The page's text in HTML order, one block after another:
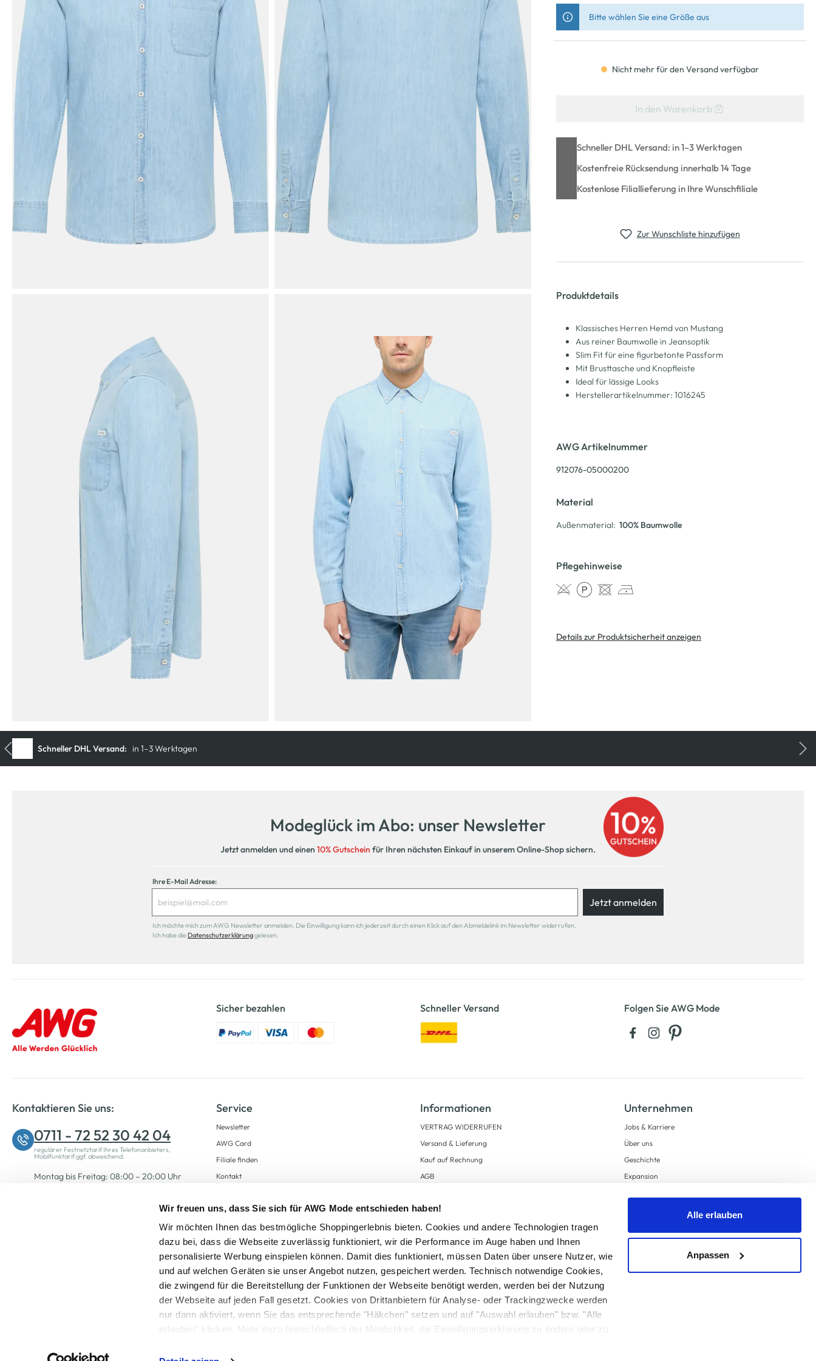
Wir freuen uns, dass Sie sich für AWG Mode entschieden haben!
Wir möchten Ihnen das bestmögliche Shoppingerlebnis bieten. Cookies und andere Technologien tragen
dazu bei, dass die Webseite zuverlässig funktioniert, wir die Performance im Auge haben und Ihnen
personalisierte Werbung einspielen können. Damit dies funktioniert, müssen Daten über unsere Nutzer, wie
und auf welchen Geräten sie unser Angebot nutzen, gespeichert werden. Technisch notwendige Cookies,
die zwingend für die Bereitstellung der Funktionen der Webseite benötigt werden, werden bei der Nutzung
der Webseite auf jeden Fall gesetzt. Cookies von Drittanbietern für Analyse- oder Trackingzwecke werden
nur dann aktiviert, wenn Sie das entsprechende "Häkchen" setzen und auf "Auswahl erlauben" bzw. "Alle
erlauben" klicken. Mehr dazu (einschließlich der Möglichkeit, die Einwilligungserklärung zu ändern oder zu
Alle erlauben
Anpassen
Bitte wählen Sie eine Größe aus
Nicht mehr für den Versand verfügbar
In den Warenkorb
Schneller DHL Versand: in 1–3 Werktagen
Kostenfreie Rücksendung innerhalb 14 Tage
Kostenlose Filiallieferung in Ihre Wunschfiliale
Zur Wunschliste hinzufügen
Produktdetails
Klassisches Herren Hemd von Mustang
Aus reiner Baumwolle in Jeansoptik
Slim Fit für eine figurbetonte Passform
Mit Brusttasche und Knopfleiste
Ideal für lässige Looks
Herstellerartikelnummer: 1016245
AWG Artikelnummer
912076-05000200
Material
Außenmaterial: 100% Baumwolle
Pflegehinweise
Details zur Produktsicherheit anzeigen
Modeglück im Abo: unser Newsletter
Jetzt anmelden und einen 10% Gutschein für Ihren nächsten Einkauf in unserem Online-Shop sichern.
Ihre E-Mail Adresse:
Jetzt anmelden
Ich möchte mich zum AWG Newsletter anmelden. Die Einwilligung kann ich jederzeit durch einen Klick auf den Abmeldelink im Newsletter widerrufen.
Ich habe die Datenschutzerklärunggelesen.
Sicher bezahlen Schneller Versand Folgen Sie AWG Mode
Kontaktieren Sie uns:
0711 - 72 52 30 42 04
regulärer Festnetztarif Ihres Telefonanbieters,
Mobilfunktarif ggf. abweichend.
Montag bis Freitag: 08:00 – 20:00 Uhr
Service
Newsletter
AWG Card
Filiale finden
Kontakt
Informationen
VERTRAG WIDERRUFEN
Versand & Lieferung
Kauf auf Rechnung
AGB
Zahlungsarten
Datenschutz
AWG CARD Teilnahmebedingungen
Unternehmen
Jobs & Karriere
Über uns
Geschichte
Expansion
Barrierefreiheit
Alle Preise inkl. gesetzl. Mehrwertsteuer zzgl.